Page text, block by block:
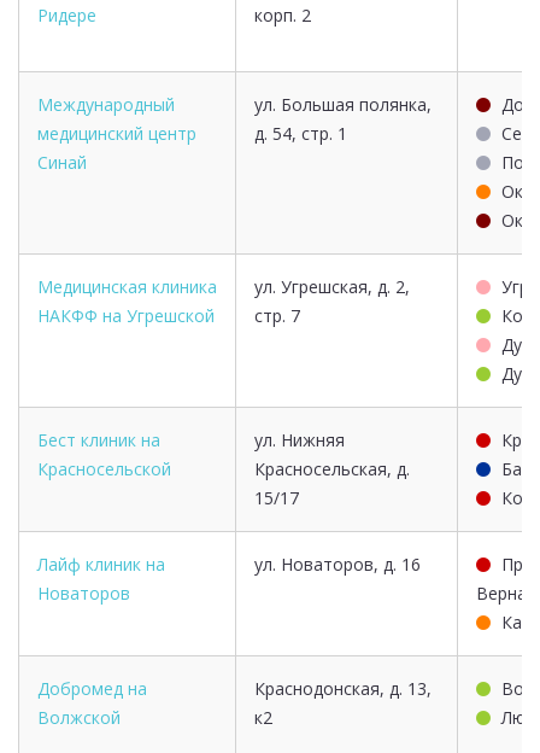
Ридере
корп. 2
Международный
медицинский центр
Синай
ул. Большая полянка,
д. 54, стр. 1
Медицинская клиника
НАКФФ на Угрешской
ул. Угрешская, д. 2,
стр. 7
Бест клиник на
Красносельской
ул. Нижняя
Красносельская, д.
15/17
Лайф клиник на
Новаторов
ул. Новаторов, д. 16
Добромед на
Волжской
Краснодонская, д. 13,
к2